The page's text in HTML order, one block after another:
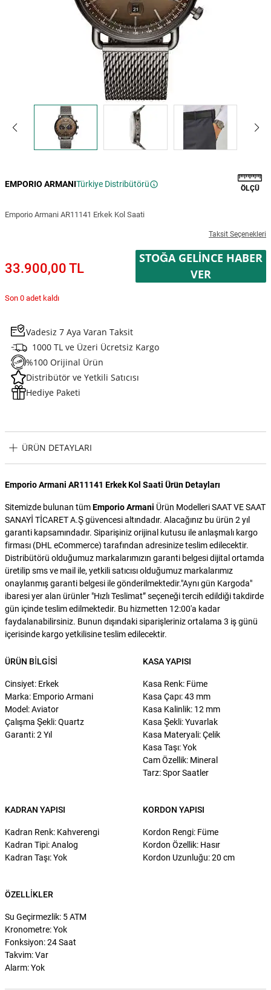
EMPORIO ARMANITürkiye Distribütörü ÖLÇÜ
Emporio Armani AR11141 Erkek Kol Saati
Taksit Seçenekleri
33.900,00 TL
STOĞA GELINCE HABER
VER
Son 0 adet kaldı
Vadesiz 7 Aya Varan Taksit
1000 TL ve Üzeri Ücretsiz Kargo
%100 Orijinal Ürün
Distribütör ve Yetkili Satıcısı
Hediye Paketi
ÜRÜN DETAYLARI
Emporio Armani AR11141 Erkek Kol Saati Ürün Detayları
Sitemizde bulunan tümEmporio Armani Ürün Modelleri SAAT VE SAAT
SANAYİ TİCARET A.Ş güvencesi altındadır. Alacağınız bu ürün 2 yıl
garanti kapsamındadır. Siparişiniz orijinal kutusu ile anlaşmalı kargo
firması (DHL eCommerce) tarafından adresinize teslim edilecektir.
Distribütörü olduğumuz markalarımızın garanti belgesi dijital ortamda
üretilip sms ve mail ile, yetkili satıcısı olduğumuz markalarımız
onaylanmış garanti belgesi ile gönderilmektedir."Aynı gün Kargoda"
ibaresi yer alan ürünler "Hızlı Teslimat” seçeneği tercih edildiği takdirde
gün içinde teslim edilmektedir. Bu hizmetten 12:00'a kadar
faydalanabilirsiniz. Bunun dışındaki siparişleriniz ortalama 3 iş günü
içerisinde kargo yetkilisine teslim edilecektir.
ÜRÜN BILGISI
Cinsiyet: Erkek
Marka: Emporio Armani
Model: Aviator
Çalışma Şekli: Quartz
Garanti: 2 Yıl
KASA YAPISI
Kasa Renk: Füme
Kasa Çapı: 43 mm
Kasa Kalinlik: 12 mm
Kasa Şekli: Yuvarlak
Kasa Materyali: Çelik
Kasa Taşı: Yok
Cam Özellik: Mineral
Tarz: Spor Saatler
KADRAN YAPISI
Kadran Renk: Kahverengi
Kadran Tipi: Analog
Kadran Taşı: Yok
KORDON YAPISI
Kordon Rengi: Füme
Kordon Özellik: Hasır
Kordon Uzunluğu: 20 cm
ÖZELLIKLER
Su Geçirmezlik: 5 ATM
Kronometre: Yok
Fonksiyon: 24 Saat
Takvim: Var
Alarm: Yok